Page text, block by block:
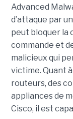
Advanced
d’attaque par
peut bloquer la
commande et
malicieux qui
victime. Quant
routeurs, des
appliances de
Cisco, il est